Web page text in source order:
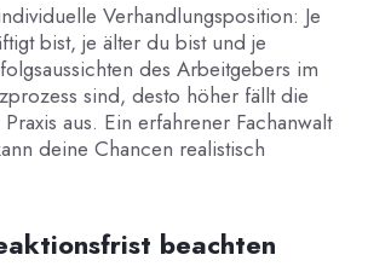
Verhandlungsposition: Je
bist, je älter du bist und je
des Arbeitgebers im
sind, desto höher fällt die
aus. Ein erfahrener Fachanwalt
deine Chancen realistisch
beachten